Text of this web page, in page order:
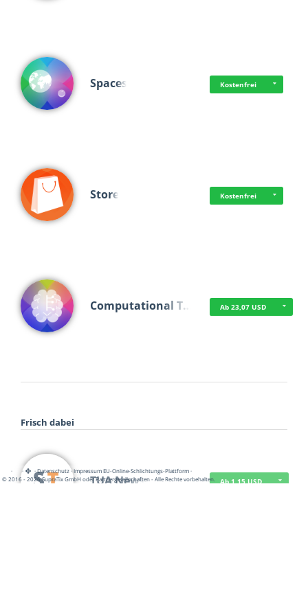
Spaces Kostenfrei
Store Kostenfrei
Computational T… Ab 23,07 USD
Frisch dabei
TUA News Ab 1,15 USD
· · ·Datenschutz·Impressum EU-Online-Schlichtungs-Plattform·
© 2016 - 2026 SupraTix GmbH oder Partnergesellschaften - Alle Rechte vorbehalten.